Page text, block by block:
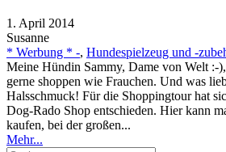
1. April 2014
Susanne
* Werbung * -, Hundespielzeug und -
Meine Hündin Sammy, Dame von Welt :-
gerne shoppen wie Frauchen. Und was
Halsschmuck! Für die Shoppingtour hat
Dog-Rado Shop entschieden. Hier kann
kaufen, bei der großen...
Mehr...